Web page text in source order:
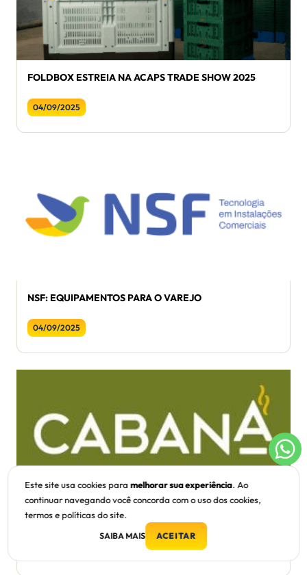
FOLDBOX ESTREIA NA ACAPS TRADE SHOW 2025
04/09/2025
NSF: EQUIPAMENTOS PARA O VAREJO
04/09/2025
CABANA ALIMENTOS PREPARA LANÇAMENTOS PARA
Este site usa cookies paramelhorar sua experiência. Ao
continuar navegando você concorda com o uso dos cookies,
termos e políticas do site.
SAIBA MAIS ACEITAR